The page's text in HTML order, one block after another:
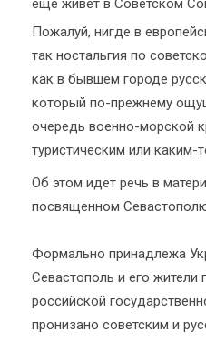
Пожалуй, нигде в
так ностальгия по
как в бывшем городе
который по-прежнему
очередь военно-морской
туристическим или каким-
Об этом идет речь в
посвященном
Формально принадлежа
Севастополь и его жители
российской
пронизано советским и